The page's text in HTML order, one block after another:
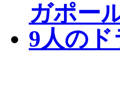
ガポー
9人の